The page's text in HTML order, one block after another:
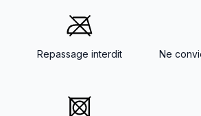
Repassage interdit
Ne